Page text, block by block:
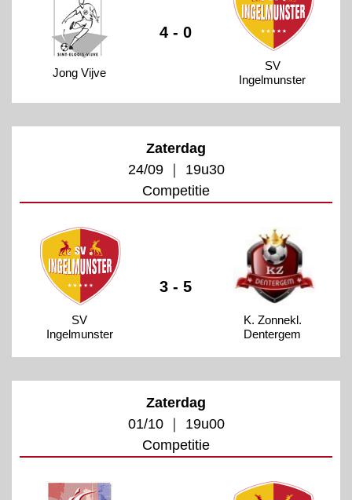
Jong Vijve
4 - 0
SV
Ingelmunster
Zaterdag
24/09 ｜ 19u30
Competitie
SV
Ingelmunster
3 - 5
K. Zonnekl.
Dentergem
Zaterdag
01/10 ｜ 19u00
Competitie